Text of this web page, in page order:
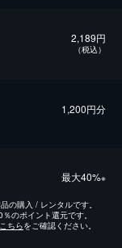
2,189円
（税込）
1,200円分
最⼤40%※
の購入 / レンタルです。
のポイント還元です。
こちらをご確認ください。